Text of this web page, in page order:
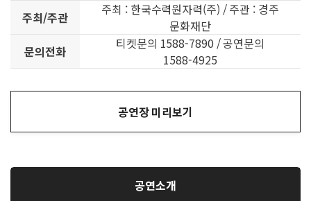
주최/주관
주최 : 한국수력원자력(주) / 주관 : 경주
문화재단
문의전화
티켓문의 1588-7890 / 공연문의
1588-4925
공연장 미리보기
공연소개